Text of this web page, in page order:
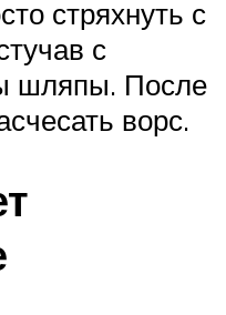
стряхнуть с
с
шляпы. После
ворс.